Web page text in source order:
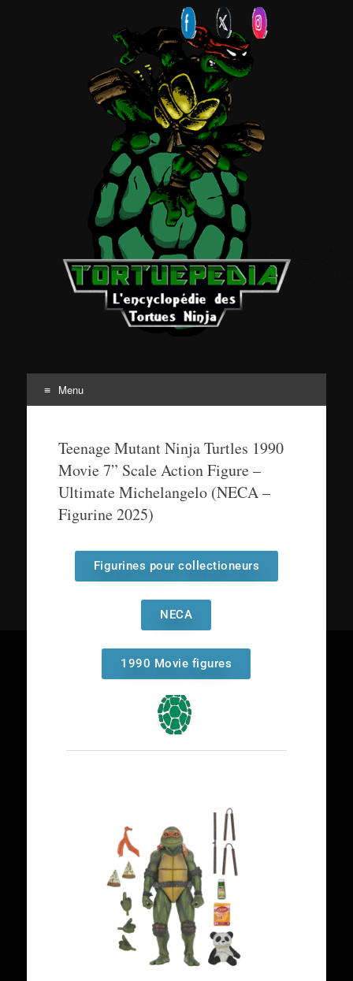
Menu
Teenage Mutant Ninja Turtles 1990
Movie 7” Scale Action Figure –
Ultimate Michelangelo (NECA –
Figurine 2025)
Figurines pour collectioneurs
NECA
1990 Movie figures